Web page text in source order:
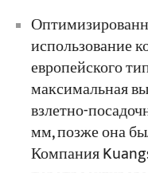
использование
европейского
максимальная
взлетно-
мм, позже она
Компания